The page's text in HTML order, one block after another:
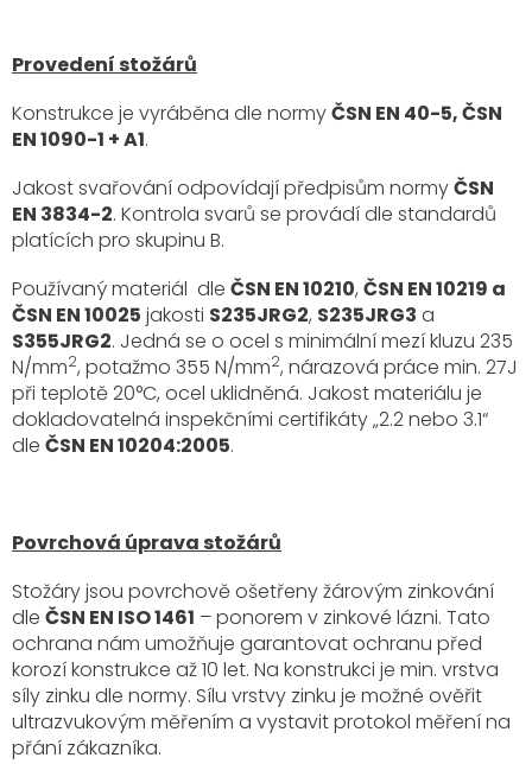
Provedení stožárů
Konstrukce je vyráběna dle normyČSN EN 40-5, ČSN
EN 1090-1 + A1.
Jakost svařování odpovídají předpisům normyČSN
EN 3834-2. Kontrola svarů se provádí dle standardů
platících pro skupinu B.
Používaný materiál dle ČSN EN 10210, ČSN EN 10219 a
ČSN EN 10025 jakosti S235JRG2, S235JRG3 a
S355JRG2. Jedná se o ocel s minimální mezí kluzu 235
N/mm2, potažmo 355 N/mm2, nárazová práce min. 27J
při teplotě 20°C, ocel uklidněná. Jakost materiálu je
dokladovatelná inspekčními certifikáty „2.2 nebo 3.1“
dle ČSN EN 10204:2005.
Povrchová úprava stožárů
Stožáry jsou povrchově ošetřeny žárovým zinkování
dle ČSN EN ISO 1461 – ponorem v zinkové lázni. Tato
ochrana nám umožňuje garantovat ochranu před
korozí konstrukce až 10 let. Na konstrukci je min. vrstva
síly zinku dle normy. Sílu vrstvy zinku je možné ověřit
ultrazvukovým měřením a vystavit protokol měření na
přání zákazníka.